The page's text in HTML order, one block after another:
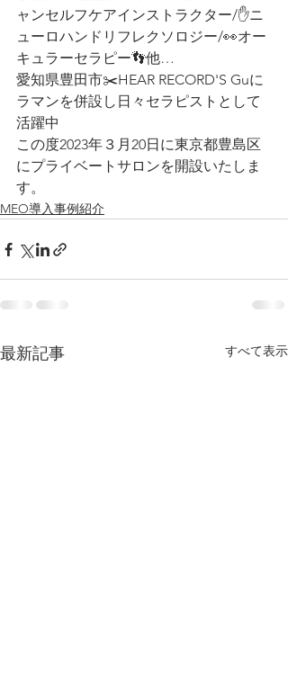
ャンセルフケアインストラクター/✋ニ
ューロハンドリフレクソロジー/👀オー
キュラーセラピー👣他…
愛知県豊田市✂️HEAR RECORD'S Guに
ラマンを併設し日々セラピストとして
活躍中
この度2023年３月20日に東京都豊島区
にプライベートサロンを開設いたしま
す。
MEO導入事例紹介
最新記事 すべて表示